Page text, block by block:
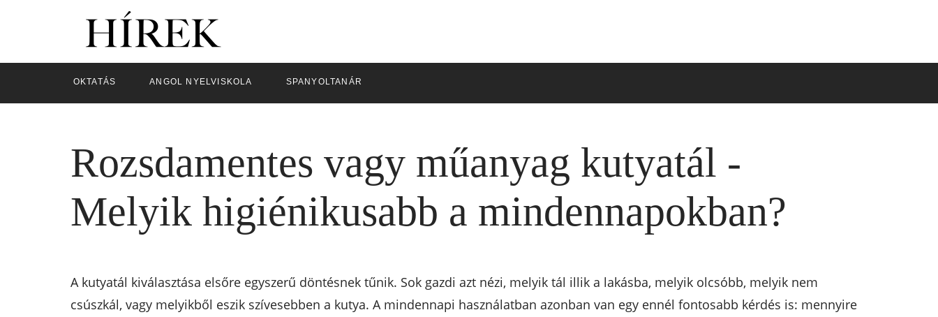
OKTATÁS ANGOL NYELVISKOLA SPANYOLTANÁR
Rozsdamentes vagy műanyag kutyatál -
Melyik higiénikusabb a mindennapokban?
A kutyatál kiválasztása elsőre egyszerű döntésnek tűnik. Sok gazdi azt nézi, melyik tál illik a lakásba, melyik olcsóbb, melyik nem
csúszkál, vagy melyikből eszik szívesebben a kutya. A mindennapi használatban azonban van egy ennél fontosabb kérdés is: mennyire